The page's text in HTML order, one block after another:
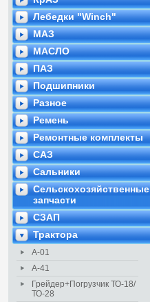
Лебедки "Winch"
МАЗ
МАСЛО
ПАЗ
Подшипники
Разное
Ремень
Ремонтные комплекты
САЗ
Сальники
Сельскохозяйственные
запчасти
СЗАП
Трактора
А-01
А-41
Грейдер+Погрузчик ТО-18/
ТО-28